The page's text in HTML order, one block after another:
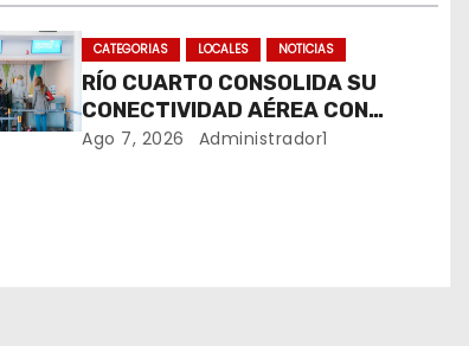
CATEGORIAS LOCALES NOTICIAS
RÍO CUARTO CONSOLIDA SU
CONECTIVIDAD AÉREA CON
CUATRO VUELOS SEMANALES A
Ago 7, 2026 Administrador1